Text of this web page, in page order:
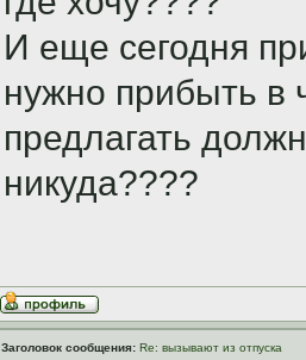
И еще сегодня
нужно прибыть в
предлагать
никуда????
Заголовок сообщения: Re: вызывают из отпуска